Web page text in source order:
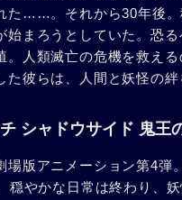
た……。それから30年後
始まろうとしていた。恐
。人類滅亡の危機を救え
た彼らは、人間と妖怪の
チ シャドウサイド 鬼王
場版アニメーション第4
穏やかな日常は終わり、